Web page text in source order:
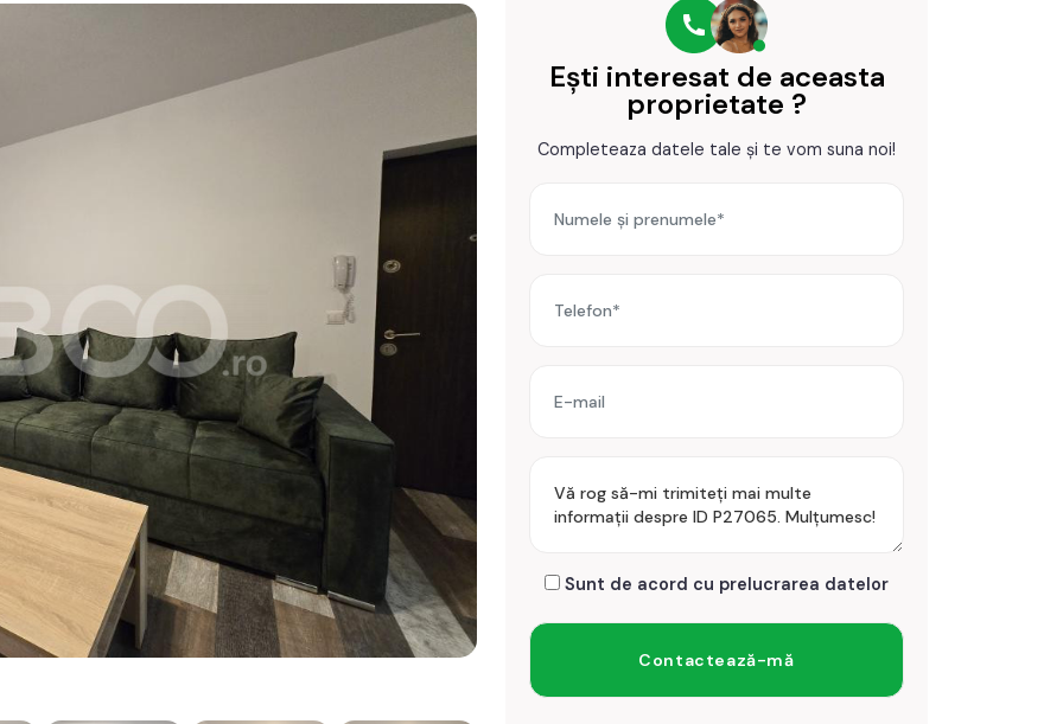
Ești interesat de aceasta
proprietate ?
Completeaza datele tale și te vom suna noi!
Sunt de acord cu prelucrarea datelor